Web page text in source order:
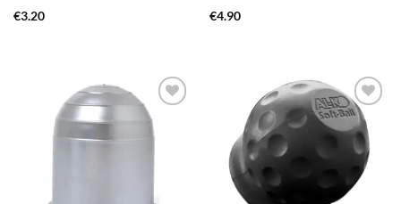
€3.20 €4.90
Add to
wishlist
Add to
wishlist